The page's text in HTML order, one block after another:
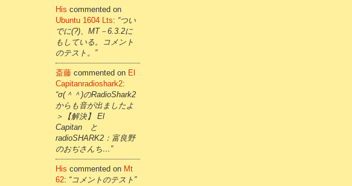
His commented on
Ubuntu 1604 Lts: “つい
でに(?)、MT－6.3.2に
もしている。コメント
のテスト。”
斎藤 commented on El
Capitanradioshark2:
“σ(＾＾)のRadioShark2
からも音が出ましたよ
＞【解決】 El
Capitan と
radioSHARK2：富良野
のおぢさんち…”
His commented on Mt
62: “コメントのテスト”